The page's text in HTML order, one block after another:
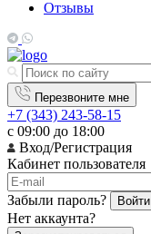
Отзывы
Перезвоните мне
+7 (343) 243-58-15
с 09:00 до 18:00
Вход/Регистрация
Кабинет пользователя
Забыли пароль? Войти
Нет аккаунта?